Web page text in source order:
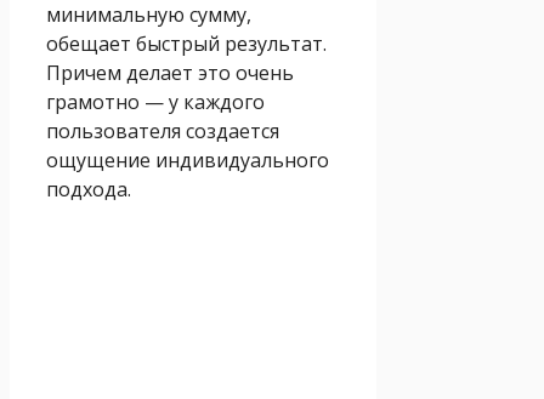
минимальную сумму,
обещает быстрый результат.
Причем делает это очень
грамотно — у каждого
пользователя создается
ощущение индивидуального
подхода.